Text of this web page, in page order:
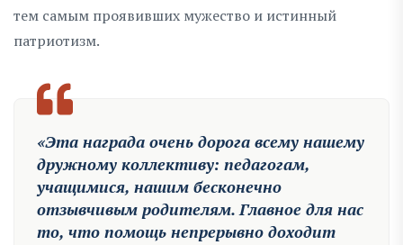
тем самым проявивших мужество и истинный
патриотизм.
«Эта награда очень дорога всему нашему
дружному коллективу: педагогам,
учащимися, нашим бесконечно
отзывчивым родителям. Главное для нас
то, что помощь непрерывно доходит